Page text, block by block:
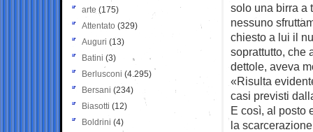
solo una birra a
nessuno
chiesto a lui il
soprattutto, che
dettole, aveva
«Risulta
casi previsti
E così, al posto
la
arte (175)
Attentato (329)
Auguri (13)
Batini (3)
Berlusconi (4.295)
Bersani (234)
Biasotti (12)
Boldrini (4)